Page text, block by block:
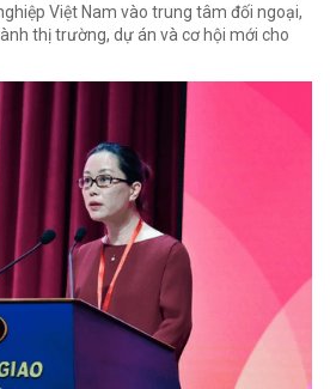
Việt Nam vào trung tâm đối ngoại,
thị trường, dự án và cơ hội mới cho